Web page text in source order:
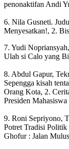
penonaktifan Andi
6. Nila Gusneti.
Menyesatkan!, 2.
7. Yudi
Ulah si Calo yang
8. Abdul Gapur,
Sepengga kisah
Orang Kota, 2.
Presiden Mahasiswa
9. Roni Sepriyono,
Potret Tradisi
Ghofur : Jalan